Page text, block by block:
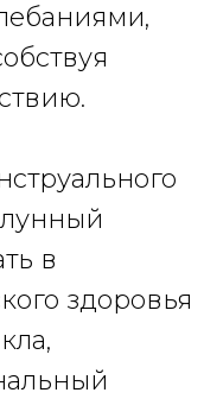
лунный
в
здоровья